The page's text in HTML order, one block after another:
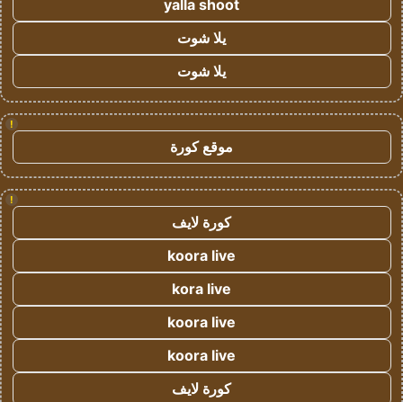
yalla shoot
يلا شوت
يلا شوت
!
موقع كورة
!
كورة لايف
koora live
kora live
koora live
koora live
كورة لايف